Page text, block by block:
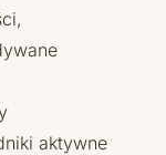
aktywne